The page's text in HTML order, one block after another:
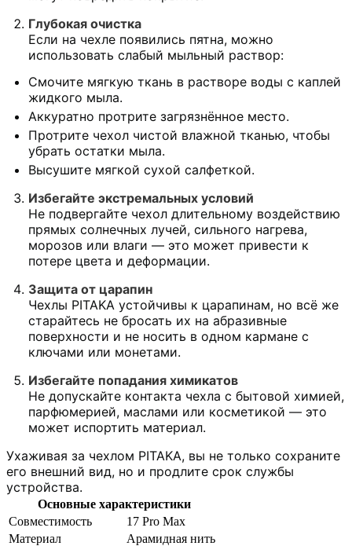
Глубокая очистка
Если на чехле появились пятна, можно
использовать слабый мыльный раствор:
Смочите мягкую ткань в растворе воды с каплей
жидкого мыла.
Аккуратно протрите загрязнённое место.
Протрите чехол чистой влажной тканью, чтобы
убрать остатки мыла.
Высушите мягкой сухой салфеткой.
Избегайте экстремальных условий
Не подвергайте чехол длительному воздействию
прямых солнечных лучей, сильного нагрева,
морозов или влаги — это может привести к
потере цвета и деформации.
Защита от царапин
Чехлы PITAKA устойчивы к царапинам, но всё же
старайтесь не бросать их на абразивные
поверхности и не носить в одном кармане с
ключами или монетами.
Избегайте попадания химикатов
Не допускайте контакта чехла с бытовой химией,
парфюмерией, маслами или косметикой — это
может испортить материал.
Ухаживая за чехлом PITAKA, вы не только сохраните
его внешний вид, но и продлите срок службы
устройства.
Основные характеристики
Совместимость
17 Pro Max
Материал
Арамидная нить